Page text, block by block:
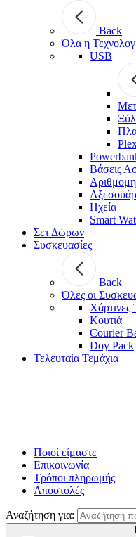
Back
Όλα η
USB
Βάσεις
Ηχεία
Smart
Σετ Δώρων
Συσκευασίες
Back
Όλες οι
Χάρτινες
Κουτιά
Courier
Doy Pack
Τελευταία Τεμάχια
Ποιοί είμαστε
Επικοινωνία
Τρόποι πληρωμής
Αποστολές
Αναζήτηση για: